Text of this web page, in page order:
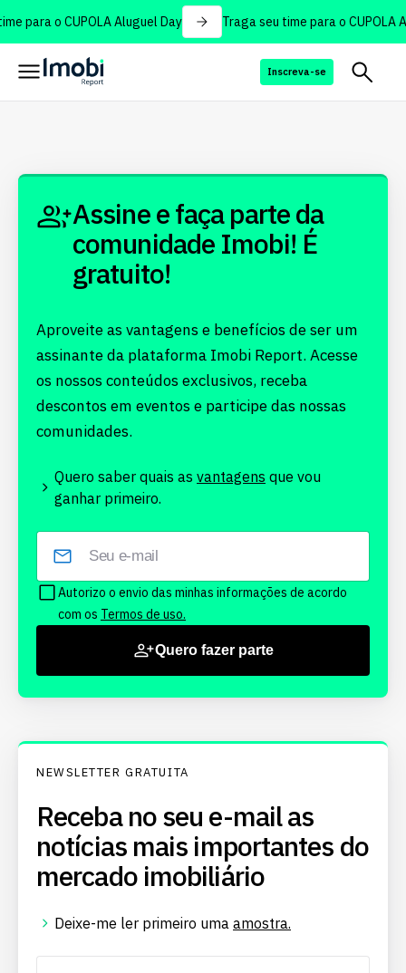
para o CUPOLA Aluguel Day Traga seu time para o CUPOLA
Inscreva-se
Assine e faça parte da
comunidade Imobi! É
gratuito!
Aproveite as vantagens e benefícios de ser um
assinante da plataforma Imobi Report. Acesse
os nossos conteúdos exclusivos, receba
descontos em eventos e participe das nossas
comunidades.
Quero saber quais as vantagens que vou
ganhar primeiro.
Autorizo o envio das minhas informações de acordo
com os Termos de uso.
Quero fazer parte
NEWSLETTER GRATUITA
Receba no seu e-mail as
notícias mais importantes do
mercado imobiliário
Deixe-me ler primeiro uma amostra.